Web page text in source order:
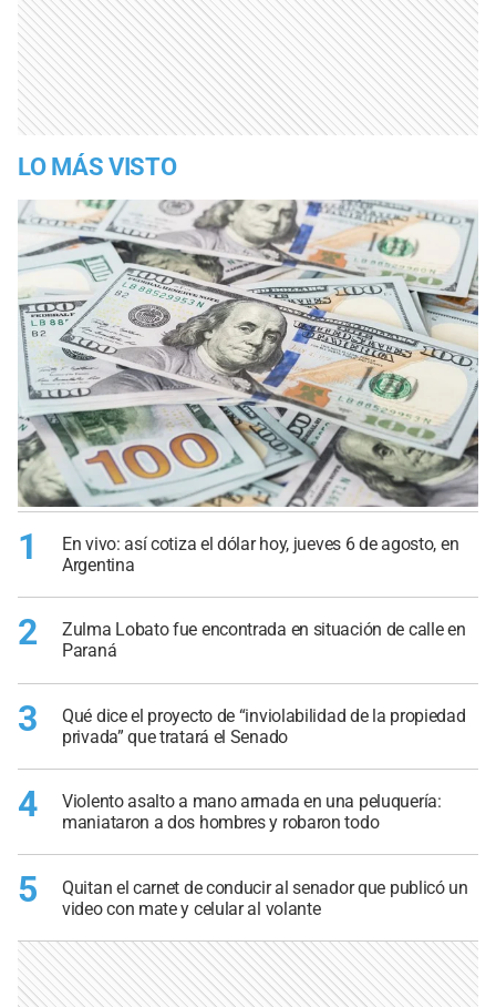
LO MÁS VISTO
1
En vivo: así cotiza el dólar hoy, jueves 6 de agosto, en
Argentina
2
Zulma Lobato fue encontrada en situación de calle en
Paraná
3
Qué dice el proyecto de “inviolabilidad de la propiedad
privada” que tratará el Senado
4
Violento asalto a mano armada en una peluquería:
maniataron a dos hombres y robaron todo
5
Quitan el carnet de conducir al senador que publicó un
video con mate y celular al volante